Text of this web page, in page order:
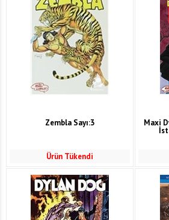
Zembla Sayı:3
Ürün Tükendi
Maxi